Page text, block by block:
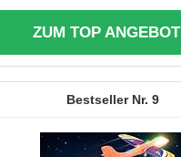
ZUM TOP
9